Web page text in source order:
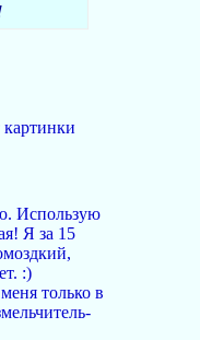
Использую
Я за 15
:)
только в